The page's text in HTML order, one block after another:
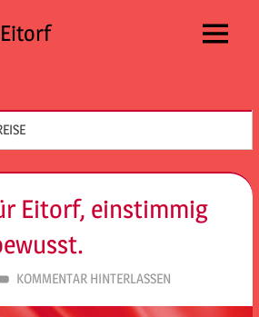
Menü
Eitorf, einstimmig
SPD EITORF
KOMMENTAR HINTERLASSEN